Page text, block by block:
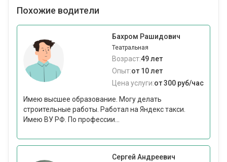
Похожие водители
Бахром Рашидович
Театральная
Возраст:49 лет
Опыт:от 10 лет
Цена услуги:от 300 руб/час
Имею высшее образование. Могу делать
строительные работы. Работал на Яндекс такси.
Имею ВУ РФ. По профессии...
Сергей Андреевич